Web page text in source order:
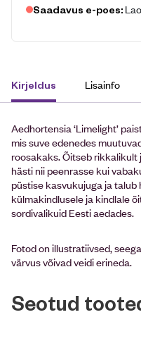
Saadavus e-poes:
Kirjeldus Lisainfo
Aedhortensia ‘Limelight’
mis suve edenedes
roosakaks. Õitseb rikkalikult
hästi nii peenrasse kui
püstise kasvukujuga ja
külmakindlusele ja kindlale
sordivalikuid Eesti aedades.
Fotod on illustratiivsed,
värvus võivad veidi erineda.
Seotud